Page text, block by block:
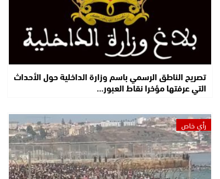
تصريح الناطق الرسمي باسم وزارة الداخلية حول الأحداث
التي عرفتها مؤخرا نقاط العبور…
رأي خاص